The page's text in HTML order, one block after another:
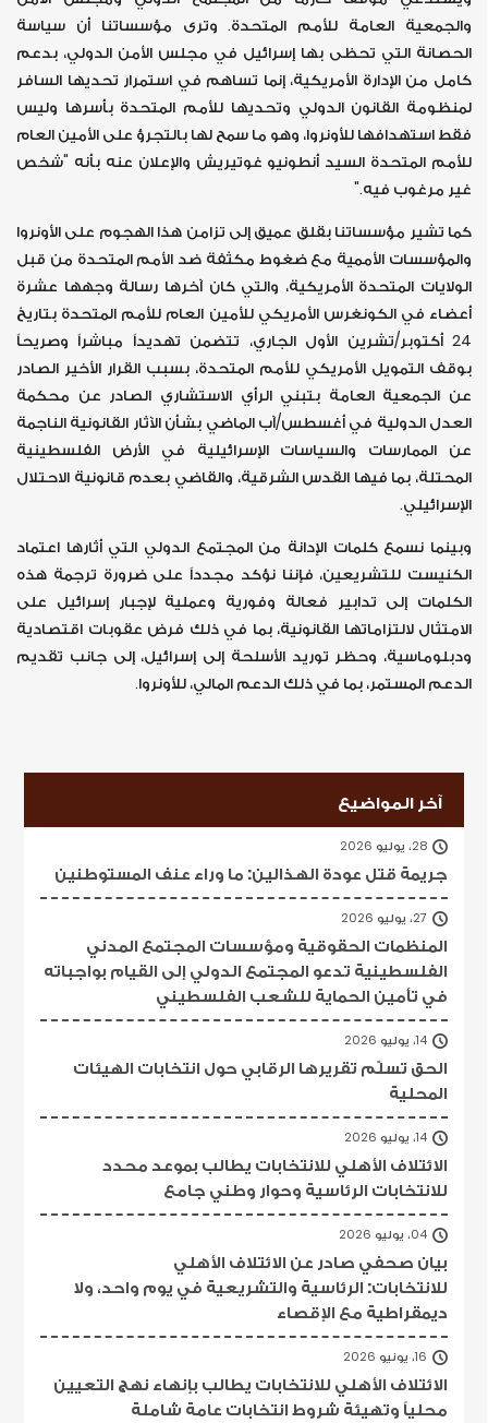
والجمعية العامة للأمم المتحدة. وترى مؤسساتنا أن سياسة
الحصانة التي تحظى بها إسرائيل في مجلس الأمن الدولي، بدعم
كامل من الإدارة الأمريكية، إنما تساهم في استمرار تحديها السافر
لمنظومة القانون الدولي وتحديها للأمم المتحدة بأسرها وليس
فقط استهدافها للأونروا، وهو ما سمح لها بالتجرؤ على الأمين العام
للأمم المتحدة السيد أنطونيو غوتيريش والإعلان عنه بأنه "شخص
غير مرغوب فيه."
كما تشير مؤسساتنا بقلق عميق إلى تزامن هذا الهجوم على الأونروا
والمؤسسات الأممية مع ضغوط مكثفة ضد الأمم المتحدة من قبل
الولايات المتحدة الأمريكية، والتي كان آخرها رسالة وجهها عشرة
أعضاء في الكونغرس الأمريكي للأمين العام للأمم المتحدة بتاريخ
24 أكتوبر/تشرين الأول الجاري، تتضمن تهديداً مباشراً وصريحاً
بوقف التمويل الأمريكي للأمم المتحدة، بسبب القرار الأخير الصادر
عن الجمعية العامة بتبني الرأي الاستشاري الصادر عن محكمة
العدل الدولية في أغسطس/آب الماضي بشأن الآثار القانونية الناجمة
عن الممارسات والسياسات الإسرائيلية في الأرض الفلسطينية
المحتلة، بما فيها القدس الشرقية، والقاضي بعدم قانونية الاحتلال
الإسرائيلي.
وبينما نسمع كلمات الإدانة من المجتمع الدولي التي أثارها اعتماد
الكنيست للتشريعين، فإننا نؤكد مجدداً على ضرورة ترجمة هذه
الكلمات إلى تدابير فعالة وفورية وعملية لإجبار إسرائيل على
الامتثال لالتزاماتها القانونية، بما في ذلك فرض عقوبات اقتصادية
ودبلوماسية، وحظر توريد الأسلحة إلى إسرائيل، إلى جانب تقديم
الدعم المستمر، بما في ذلك الدعم المالي، للأونروا.
آخر المواضيع
28، يوليو 2026
جريمة قتل عودة الهذالين: ما وراء عنف المستوطنين
27، يوليو 2026
المنظمات الحقوقية ومؤسسات المجتمع المدني
الفلسطينية تدعو المجتمع الدولي إلى القيام بواجباته
في تأمين الحماية للشعب الفلسطيني
14، يوليو 2026
الحق تسلّم تقريرها الرقابي حول انتخابات الهيئات
المحلية
14، يوليو 2026
الائتلاف الأهلي للانتخابات يطالب بموعد محدد
للانتخابات الرئاسية وحوار وطني جامع
04، يوليو 2026
بيان صحفي صادر عن الائتلاف الأهلي
للانتخابات: الرئاسية والتشريعية في يوم واحد، ولا
ديمقراطية مع الإقصاء
16، يونيو 2026
الائتلاف الأهلي للانتخابات يطالب بإنهاء نهج التعيين
محلياً وتهيئة شروط انتخابات عامة شاملة